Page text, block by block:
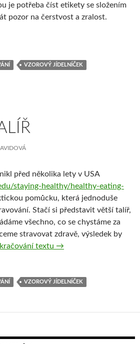
je potřeba číst etikety se složením
pozor na čerstvost a zralost.
potravin pro sestavení „zdravého
VZOROVÝ JÍDELNÍČEK
před několika lety v USA
staying-healthy/healthy-eating-
pomůcku, která jednoduše
Stačí si představit větší talíř,
všechno, co se chystáme za
stravovat zdravě, výsledek by
textu Zdravý talíř
→
VZOROVÝ JÍDELNÍČEK